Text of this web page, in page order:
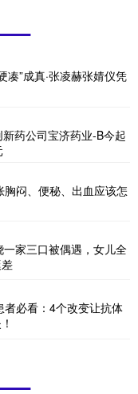
凑”成真·张凌赫张婧仪凭
药公司宝济药业-B今起
闷、便秘、出血应该怎
家三口被偶遇，女儿全
必看：4个改变让抗体